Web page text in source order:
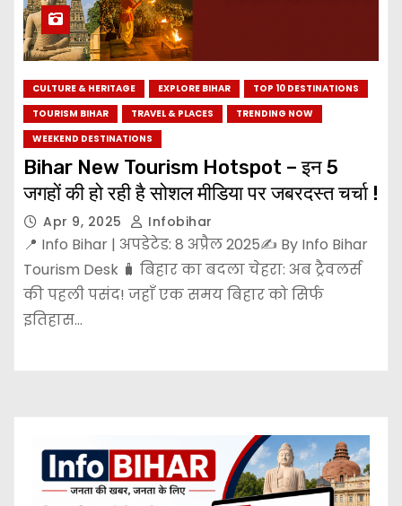
CULTURE & HERITAGE EXPLORE BIHAR
TOP 10 DESTINATIONS
TOURISM BIHAR
TRAVEL & PLACES
TRENDING NOW
WEEKEND DESTINATIONS
Bihar New Tourism Hotspot – इन 5
जगहों की हो रही है सोशल मीडिया पर जबरदस्त चर्चा !
Apr 9, 2025 Infobihar
📍 Info Bihar | अपडेटेड: 8 अप्रैल 2025✍️ By Info Bihar
Tourism Desk 🧳 बिहार का बदला चेहरा: अब ट्रैवलर्स
की पहली पसंद! जहाँ एक समय बिहार को सिर्फ
इतिहास…